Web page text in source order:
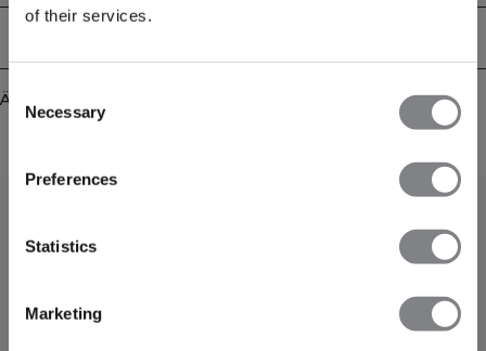
of their services.
Selection
Necessary
Preferences
Statistics
Marketing
Ähnliche Produkte